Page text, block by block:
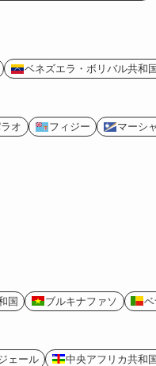
ベネズエラ・ボリバル共和国
オ フィジー マーシ
国 ブルキナファソ
ェール 中央アフリカ共和国